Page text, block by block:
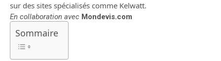
sur des sites spécialisés comme Kelwatt.
En collaboration avec Mondevis.com
Sommaire